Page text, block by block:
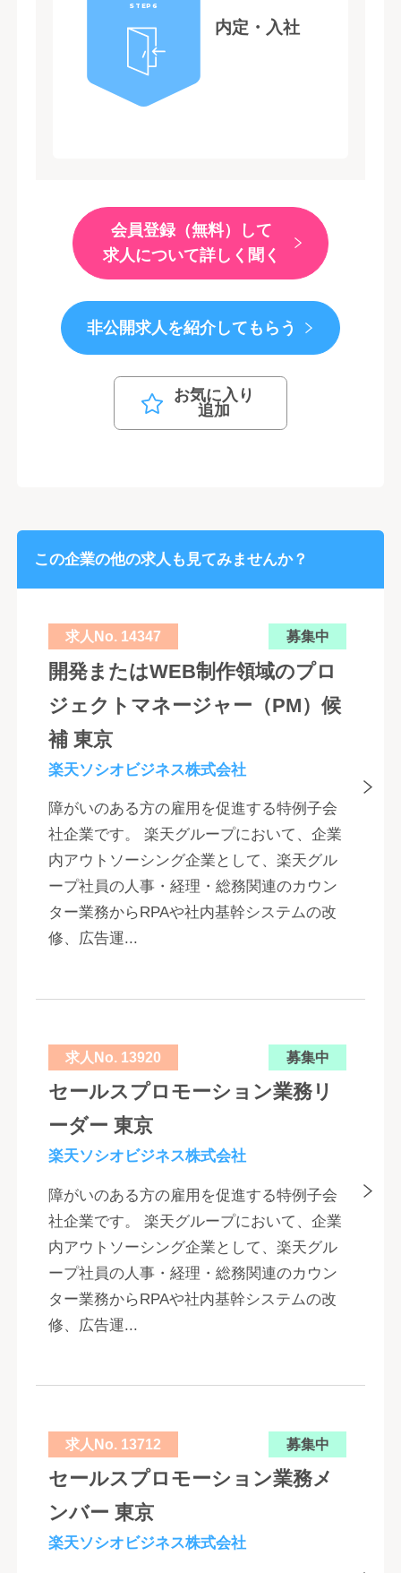
STEP6
内定・入社
会員登録（無料）して
求人について詳しく聞く
非公開求人を紹介してもらう
お気に入り
追加
この企業の他の求人も見てみませんか？
求人No. 14347 募集中
開発またはWEB制作領域のプロ
ジェクトマネージャー（PM）候
補 東京
楽天ソシオビジネス株式会社
障がいのある方の雇用を促進する特例子会
社企業です。 楽天グループにおいて、企業
内アウトソーシング企業として、楽天グル
ープ社員の人事・経理・総務関連のカウン
ター業務からRPAや社内基幹システムの改
修、広告運...
求人No. 13920 募集中
セールスプロモーション業務リ
ーダー 東京
楽天ソシオビジネス株式会社
障がいのある方の雇用を促進する特例子会
社企業です。 楽天グループにおいて、企業
内アウトソーシング企業として、楽天グル
ープ社員の人事・経理・総務関連のカウン
ター業務からRPAや社内基幹システムの改
修、広告運...
求人No. 13712 募集中
セールスプロモーション業務メ
ンバー 東京
楽天ソシオビジネス株式会社